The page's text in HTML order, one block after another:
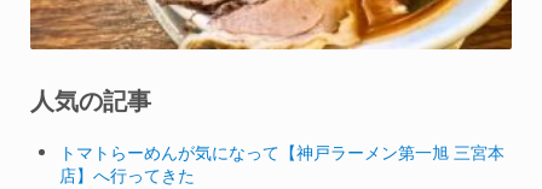
人気の記事
トマトらーめんが気になって【神戸ラーメン第一旭 三宮本
店】へ行ってきた